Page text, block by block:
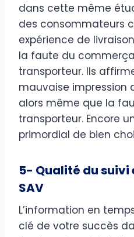
dans cette même
des consommateurs
expérience de
la faute du
transporteur. Ils
mauvaise
alors même que la
transporteur. Encore
primordial de bien
5- Qualité du
SAV
L’information en
clé de votre succès